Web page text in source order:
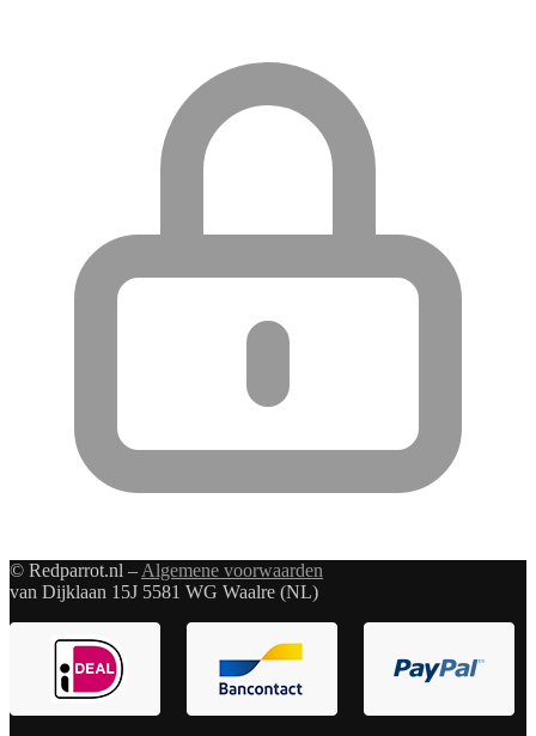
© Redparrot.nl – Algemene voorwaarden
van Dijklaan 15J 5581 WG Waalre (NL)